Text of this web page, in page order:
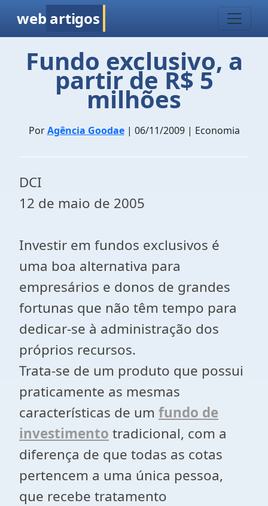
web artigos
Fundo exclusivo, a
partir de R$ 5
milhões
PorAgência Goodae| 06/11/2009 | Economia
DCI
12 de maio de 2005
Investir em fundos exclusivos é
uma boa alternativa para
empresários e donos de grandes
fortunas que não têm tempo para
dedicar-se à administração dos
próprios recursos.
Trata-se de um produto que possui
praticamente as mesmas
características de um fundo de
investimento tradicional, com a
diferença de que todas as cotas
pertencem a uma única pessoa,
que recebe tratamento